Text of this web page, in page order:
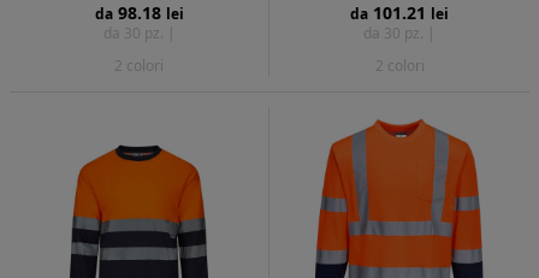
da 98.18 lei
da 30 pz. |
2 colori
da 101.21 lei
da 30 pz. |
2 colori